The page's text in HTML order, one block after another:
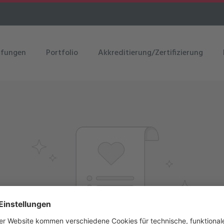
Portfolio Akkreditierung/Zertifizierung